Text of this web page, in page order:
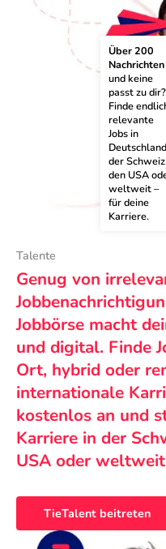
Über 200
Nachrichten
und keine
passt zu dir?
Finde
relevante
Jobs in
der
den USA
weltweit –
für deine
Karriere.
Talente
Genug von
Jobbörse macht
und digital. Finde
Ort, hybrid oder
internationale
kostenlos an und
Karriere in der
USA oder
TieTalent beitreten